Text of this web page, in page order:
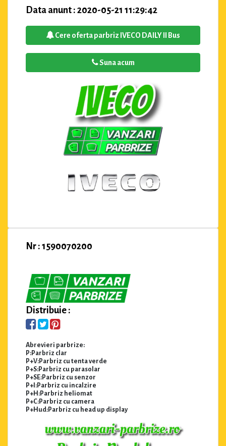
Data anunt : 2020-05-21 11:29:42
Cere oferta parbriz IVECO DAILY II Bus
Suna acum
Nr : 1590070200
Distribuie :
Abrevieri parbrize:
P:Parbriz clar
P+V:Parbriz cu tenta verde
P+S:Parbriz cu parasolar
P+SE:Parbriz cu senzor
P+I:Parbriz cu incalzire
P+H:Parbriz heliomat
P+C:Parbriz cu camera
P+Hud:Parbriz cu head up display